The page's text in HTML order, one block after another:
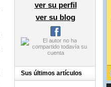
ver su perfil
ver su blog
Sus últimos artículos